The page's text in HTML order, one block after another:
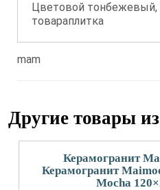
Цветовой тонбежевый,
товараплитка
mam
Другие товары
Керамогранит
Керамогранит
Mocha